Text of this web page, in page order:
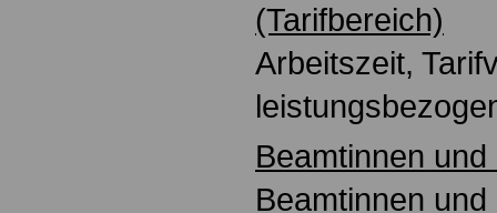
(Tarifbereich)
Arbeitszeit,
Beamtinnen
Beamtinnen